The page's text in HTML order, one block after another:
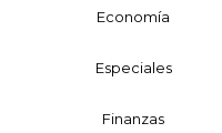
Economía
Especiales
Finanzas